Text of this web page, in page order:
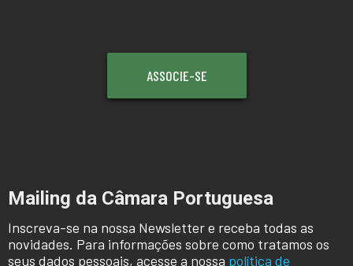
ASSOCIE-SE
Mailing da Câmara Portuguesa
Inscreva-se na nossa Newsletter e receba todas as
novidades. Para informações sobre como tratamos os
seus dados pessoais, acesse a nossa política de